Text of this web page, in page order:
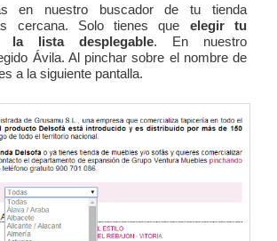
en nuestro buscador de tu tienda
cercana. Solo tienes que elegir tu
la lista desplegable. En nuestro
Ávila. Al pinchar sobre el nombre de
a la siguiente pantalla.